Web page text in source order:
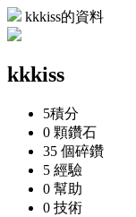
kkkiss的資料
kkkiss
5積分
0 顆鑽石
35 個碎鑽
5 經驗
0 幫助
0 技術